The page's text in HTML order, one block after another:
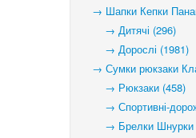
→ Шапки Кепки
→ Дитячі (296)
→ Дорослі (1981)
→ Сумки рюкзаки
→ Рюкзаки (458)
→ Спортивні-
→ Брелки Шнурки